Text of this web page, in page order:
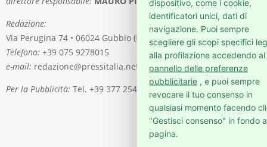
Redazione:
Via Perugina 74 • 06024 Gubbio (PG)
Telefono: +39 075 9278015
e-mail: redazione@pressitalia.net
Per la Pubblicità: Tel. +39 377 2541976
dispositivo, come i cookie,
identificatori unici, dati di
navigazione. Puoi sempre
scegliere gli scopi specifici
alla profilazione accedendo al
pannello delle preferenze
pubblicitarie, e puoi sempre
revocare il tuo consenso in
qualsiasi momento facendo
"Gestisci consenso" in fondo
pagina.